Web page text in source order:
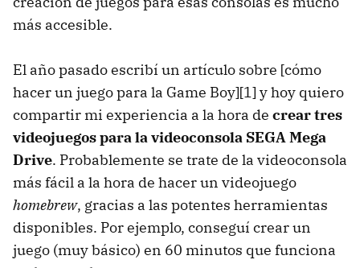
más accesible.
El año pasado escribí un artículo sobre [cómo
hacer un juego para la Game Boy][1] y hoy quiero
compartir mi experiencia a la hora de crear tres
videojuegos para la videoconsola SEGA Mega
Drive. Probablemente se trate de la videoconsola
más fácil a la hora de hacer un videojuego
homebrew, gracias a las potentes herramientas
disponibles. Por ejemplo, conseguí crear un
juego (muy básico) en 60 minutos que funciona